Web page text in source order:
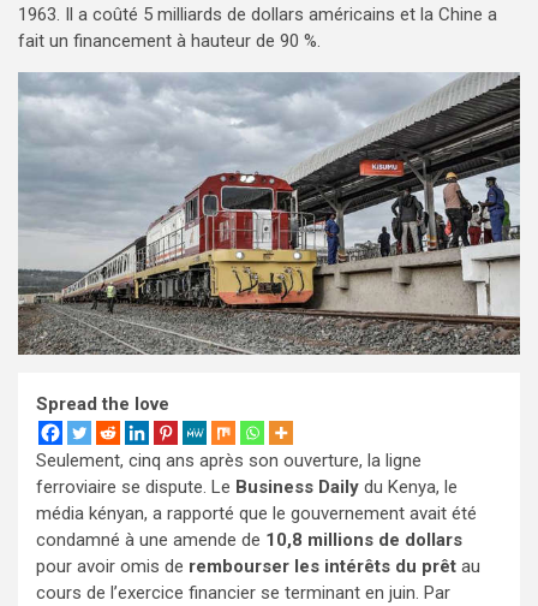
1963. Il a coûté 5 milliards de dollars américains et la Chine a
fait un financement à hauteur de 90 %.
Spread the love
Seulement, cinq ans après son ouverture, la ligne
ferroviaire se dispute. Le Business Daily du Kenya, le
média kényan, a rapporté que le gouvernement avait été
condamné à une amende de 10,8 millions de dollars
pour avoir omis de rembourser les intérêts du prêt au
cours de l’exercice financier se terminant en juin. Par